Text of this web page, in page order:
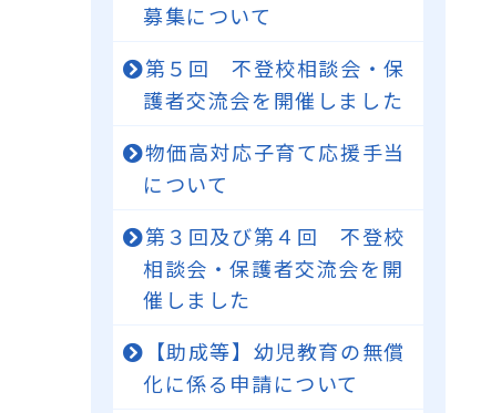
募集について
第５回 不登校相談会・保
護者交流会を開催しました
物価高対応子育て応援手当
について
第３回及び第４回 不登校
相談会・保護者交流会を開
催しました
【助成等】幼児教育の無償
化に係る申請について